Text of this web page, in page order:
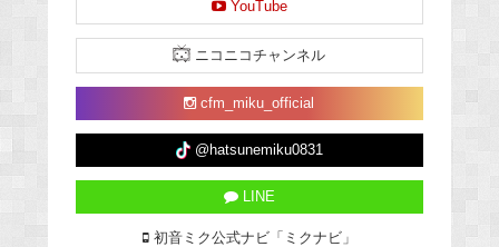
YouTube
ニコニコチャンネル
cfm_miku_official
@hatsunemiku0831
LINE
初音ミク公式ナビ「ミクナビ」